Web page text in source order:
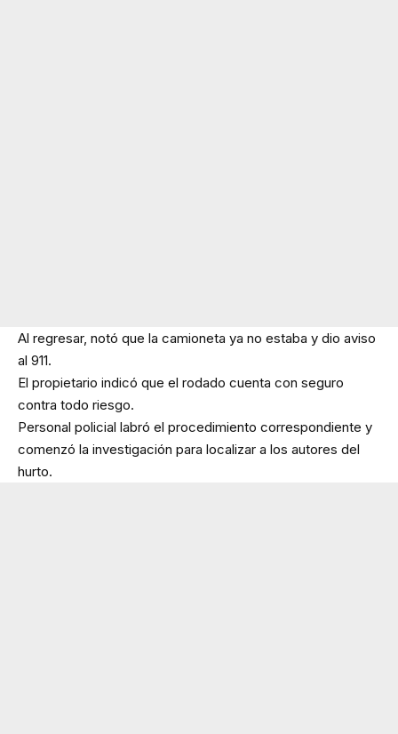
Al regresar, notó que la camioneta ya no estaba y dio aviso
al 911.
El propietario indicó que el rodado cuenta con seguro
contra todo riesgo.
Personal policial labró el procedimiento correspondiente y
comenzó la investigación para localizar a los autores del
hurto.